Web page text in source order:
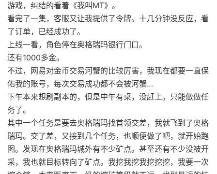
游戏，纠结的看着《我叫MT》。
看完了一集，客服又让我提供了令牌。十几分钟没反应，看
了订单，已经成功了。
上线一看，角色停在奥格瑞玛银行门口。
还有1000多金。
不过，网易对金币交易河蟹的比较厉害，我现在都要一直保
佑我的账号，每次交易成功都不会被河蟹…
下午本来想刷副本的，但是中午有桌，没赶上。只能做做任
务了。
其中一个任务是要去奥格瑞玛找首领交差，我就飞到了奥格
瑞玛。交了差，又接到几个任务，也顺便做了吧，就开始跑
图。发现在奥格瑞玛城外有不少矿点。甚至还有不少没被开
采，我也就目标转向了矿点。我挖我挖我挖挖挖，我要一次